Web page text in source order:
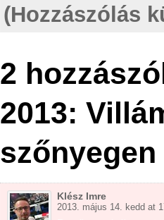
(Hozzászólás
2
2013:
szőnyegen
Klész Imre
2013. május 14. kedd at